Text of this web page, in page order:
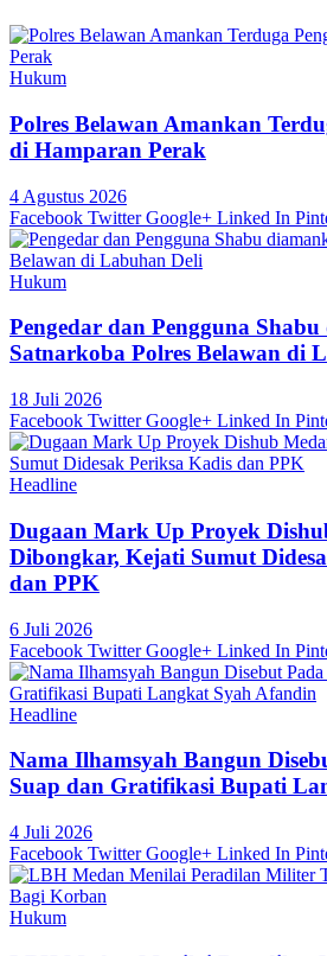
Hukum
Polres Belawan Amankan
di Hamparan Perak
4 Agustus 2026
Facebook Twitter Google+ Linked In
Hukum
Pengedar dan Pengguna
Satnarkoba Polres Belawan di
18 Juli 2026
Facebook Twitter Google+ Linked In
Headline
Dugaan Mark Up Proyek
Dibongkar, Kejati Sumut
dan PPK
6 Juli 2026
Facebook Twitter Google+ Linked In
Headline
Nama Ilhamsyah Bangun
Suap dan Gratifikasi Bupati
4 Juli 2026
Facebook Twitter Google+ Linked In
Hukum